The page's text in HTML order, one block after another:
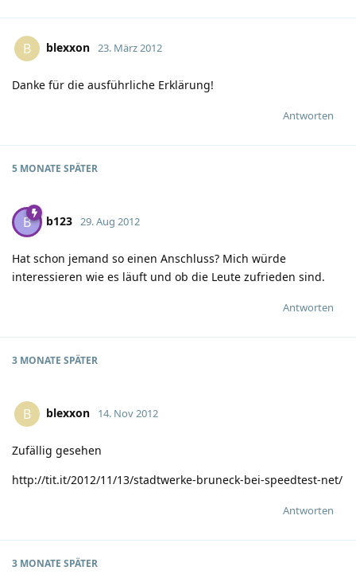
B blexxon 23. März 2012
Danke für die ausführliche Erklärung!
Antworten
5 MONATE SPÄTER
B b123 29. Aug 2012
Hat schon jemand so einen Anschluss? Mich würde
interessieren wie es läuft und ob die Leute zufrieden sind.
Antworten
3 MONATE SPÄTER
B blexxon 14. Nov 2012
Zufällig gesehen
http://tit.it/2012/11/13/stadtwerke-bruneck-bei-speedtest-net/
Antworten
3 MONATE SPÄTER